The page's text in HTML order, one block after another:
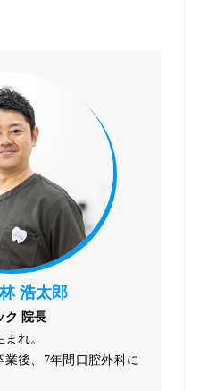
浩太郎
ク 院長
れ。
後、7年間口腔外科に